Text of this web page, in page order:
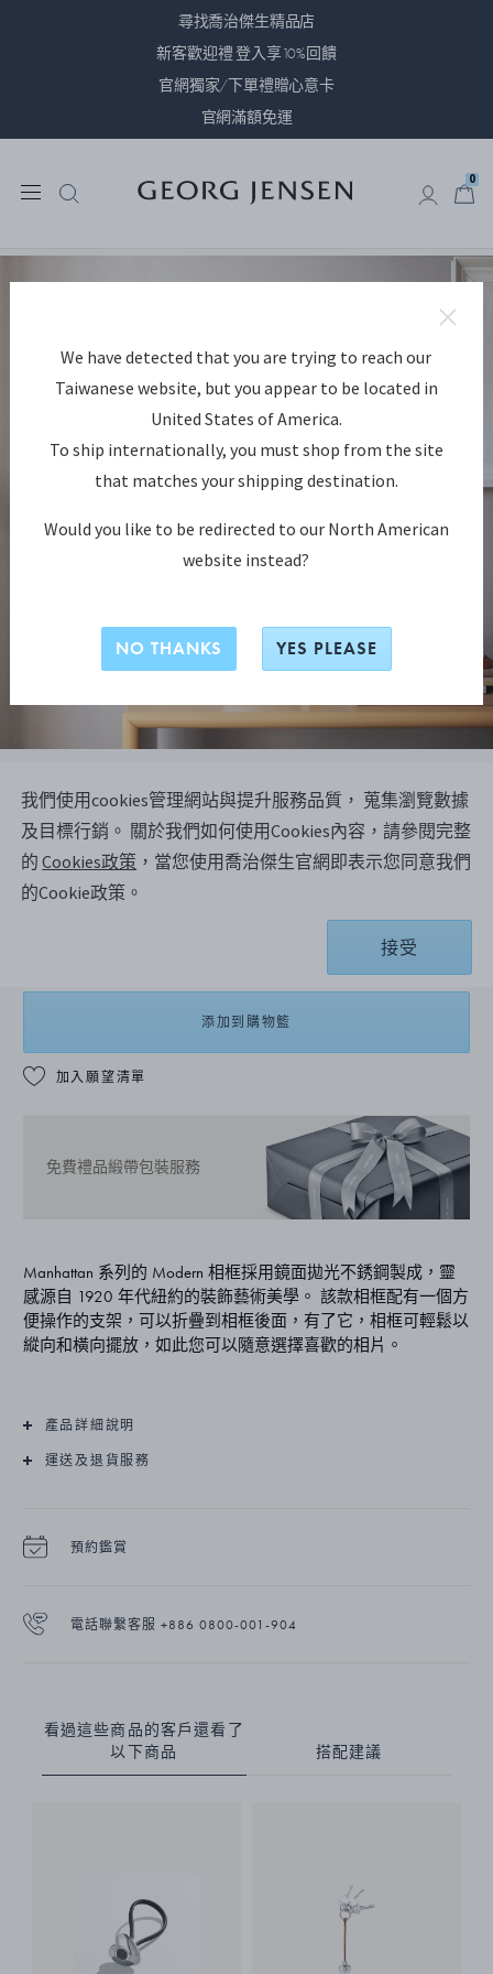
尋找喬治傑生精品店
新客歡迎禮 登入享10%回饋
官網獨家/下單禮贈心意卡
官網滿額免運
0
Manhattan Modern相框 25x20 CM
(10x8 IN)
添加到購物籃
加入願望清單
免費禮品緞帶包裝服務
Manhattan 系列的 Modern 相框採用鏡面拋光不銹鋼製成，靈
感源自 1920 年代紐約的裝飾藝術美學。 該款相框配有一個方
便操作的支架，可以折疊到相框後面，有了它，相框可輕鬆以
縱向和橫向擺放，如此您可以隨意選擇喜歡的相片。
產品詳細說明
運送及退貨服務
預約鑑賞
電話聯繫客服 +886 0800-001-904
看過這些商品的客戶還看了
以下商品
搭配建議
我們使用cookies管理網站與提升服務品質， 蒐集瀏覽數據
及目標行銷。 關於我們如何使用Cookies內容，請參閱完整
的Cookies政策 ，當您使用喬治傑生官網即表示您同意我們
的Cookie政策。
接受
We have detected that you are trying to reach our
Taiwanese website, but you appear to be located in
United States of America.
To ship internationally, you must shop from the site
that matches your shipping destination.
Would you like to be redirected to our North American
website instead?
NO THANKS YES PLEASE